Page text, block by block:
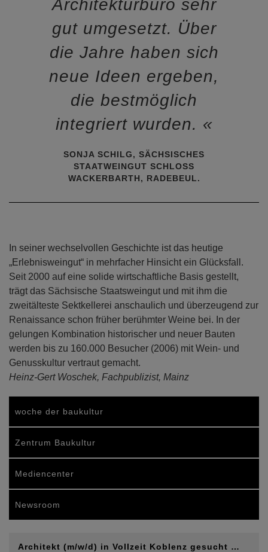
Architekturbüro sehr
gut umgesetzt. Über
die Jahre haben sich
neue Ideen ergeben,
die bestmöglich
integriert wurden.
SONJA SCHILG, SÄCHSISCHES
STAATWEINGUT SCHLOSS
WACKERBARTH, RADEBEUL.
In seiner wechselvollen Geschichte ist das heutige
„Erlebnisweingut“ in mehrfacher Hinsicht ein Glücksfall.
Seit 2000 auf eine solide wirtschaftliche Basis gestellt,
trägt das Sächsische Staatsweingut und mit ihm die
zweitälteste Sektkellerei anschaulich und überzeugend zur
Renaissance schon früher berühmter Weine bei. In der
gelungen Kombination historischer und neuer Bauten
werden bis zu 160.000 Besucher (2006) mit Wein- und
Genusskultur vertraut gemacht.
Heinz-Gert Woschek, Fachpublizist, Mainz
woche der baukultur
Zentrum Baukultur
Mediencenter
Newsroom
Architekt (m/w/d) in Vollzeit Koblenz gesucht …